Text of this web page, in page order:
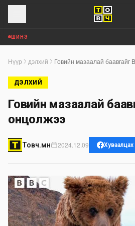
ШИНЭ
Нүүр дэлхий Говийн мазаалай баавгайг
ДЭЛХИЙ
Говийн мазаалай
онцолжээ
Товч.мн 2024.12.09 Хуваалцах